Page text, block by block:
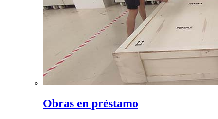
Obras en préstamo